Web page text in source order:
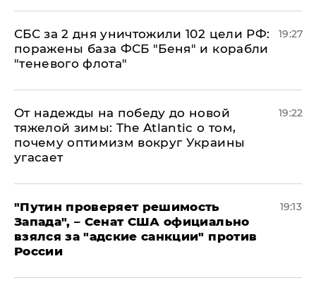
СБС за 2 дня уничтожили 102 цели РФ:
поражены база ФСБ "Беня" и корабли
"теневого флота"
19:27
От надежды на победу до новой
тяжелой зимы: The Atlantic о том,
почему оптимизм вокруг Украины
угасает
19:22
"Путин проверяет решимость
Запада", – Сенат США официально
взялся за "адские санкции" против
России
19:13